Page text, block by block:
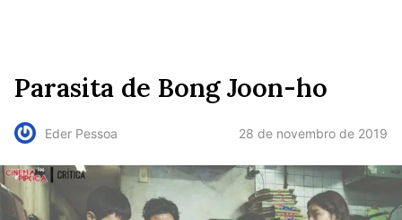
Parasita de Bong Joon-ho
Eder Pessoa 28 de novembro de 2019